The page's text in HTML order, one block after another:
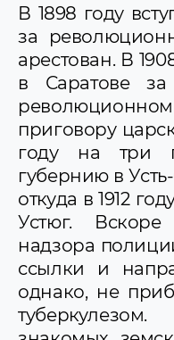
В 1898 году
за
арестован. В
в Саратове за
приговору
году на три
губернию в
откуда в 1912
Устюг.
надзора
ссылки и
однако, не